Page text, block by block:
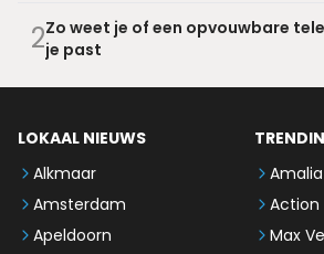
2Zo weet je of een opvouwbare
je past
LOKAAL NIEUWS
Alkmaar
Amsterdam
Apeldoorn
Action
Max